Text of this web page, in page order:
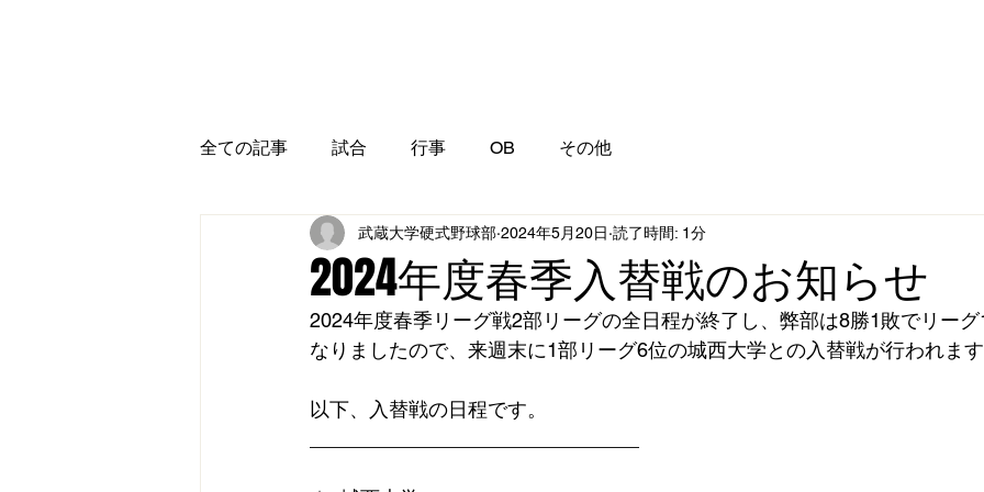
全ての記事 試合 行事 OB その他
2024年度春季入替戦のお知らせ
武蔵大学硬式野球部 2024年5月20日 読了時間: 1分
2024年度春季リーグ戦2部リーグの全日程が終了し、弊部は8勝1敗でリーグ
なりましたので、来週末に1部リーグ6位の城西大学との入替戦が行われます
以下、入替戦の日程です。